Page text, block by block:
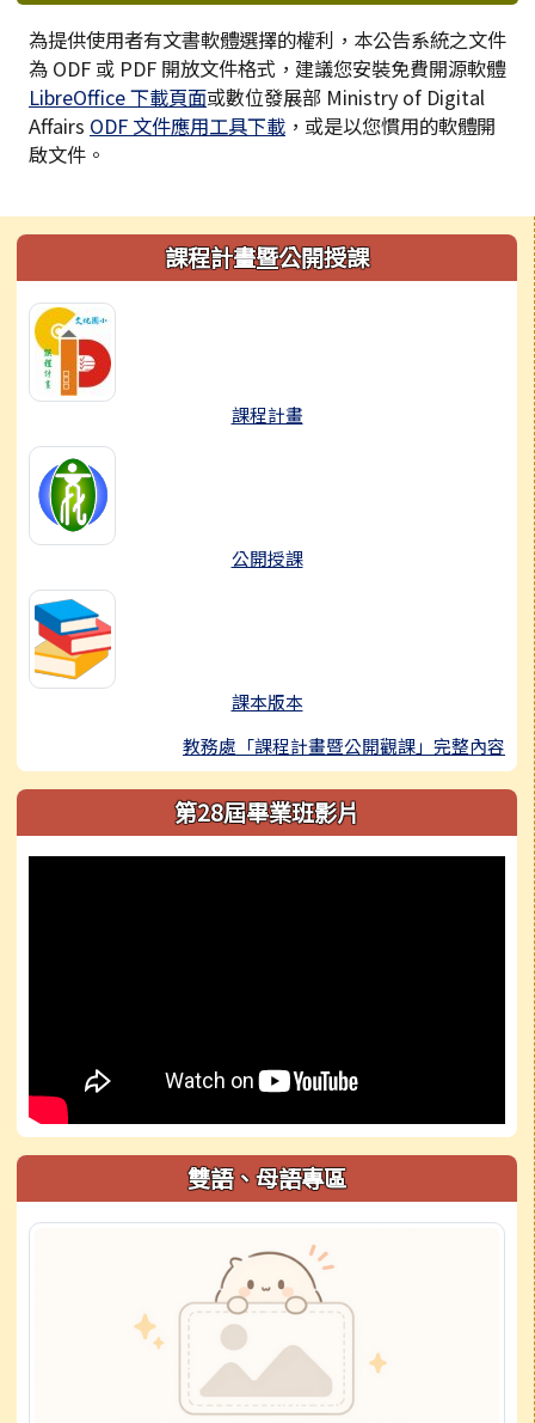
為提供使用者有文書軟體選擇的權利，本公告系統之文件
為 ODF 或 PDF 開放文件格式，建議您安裝免費開源軟體
LibreOffice 下載頁面或數位發展部 Ministry of Digital
Affairs ODF 文件應用工具下載 ，或是以您慣用的軟體開
啟文件。
左邊區域內容課程計畫暨公開授課
課程計畫
公開授課
課本版本
教務處「課程計畫暨公開觀課」完整內容
第28屆畢業班影片
雙語、母語專區